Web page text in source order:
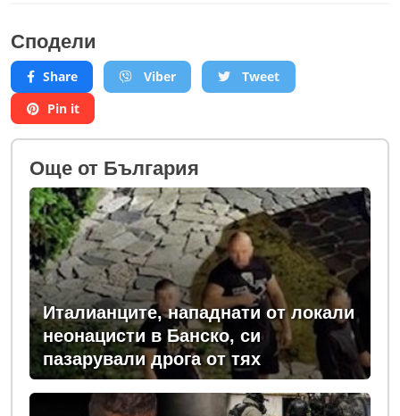
Сподели
Share Viber
Tweet
Pin it
Oще от България
Италианците, нападнати от локали
неонацисти в Банско, си
пазарували дрога от тях